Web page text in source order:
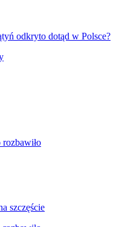
odkryto dotąd w Polsce?
szczęście